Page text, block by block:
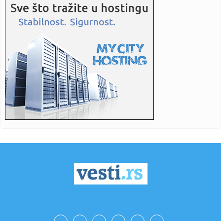
23:35: Otkriveni detalji pucnjave na američki konzulat; Iza svega
stoji...
23:34:
Benfika si...
23:33:Težak udes žene iz BiH: Bmw-om se „zakucala“ u zid, na nju
23:33:Kratak predah od vrućina: Pljuskovi noćas stižu u region,
osvj...
23:33:Osuđen provalnik iz BiH, branio se da je krao za liječenje
ćer...
Partizan "otkrio" reakciju posle IMT-a: Ilić imao jasnu
ILIĆ NIJE MOGAO DA PREĆUTI: Posle „trojke“ Tobolu odmah